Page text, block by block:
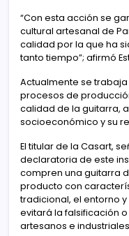
“Con esta acción se
cultural artesanal de
calidad por la que ha
tanto tiempo”; afirmó
Actualmente se
procesos de
calidad de la guitarra,
socioeconómico y su
El titular de la Casart,
declaratoria de este
compren una guitarra
producto con
tradicional, el entorno
evitará la falsificación
artesanos e